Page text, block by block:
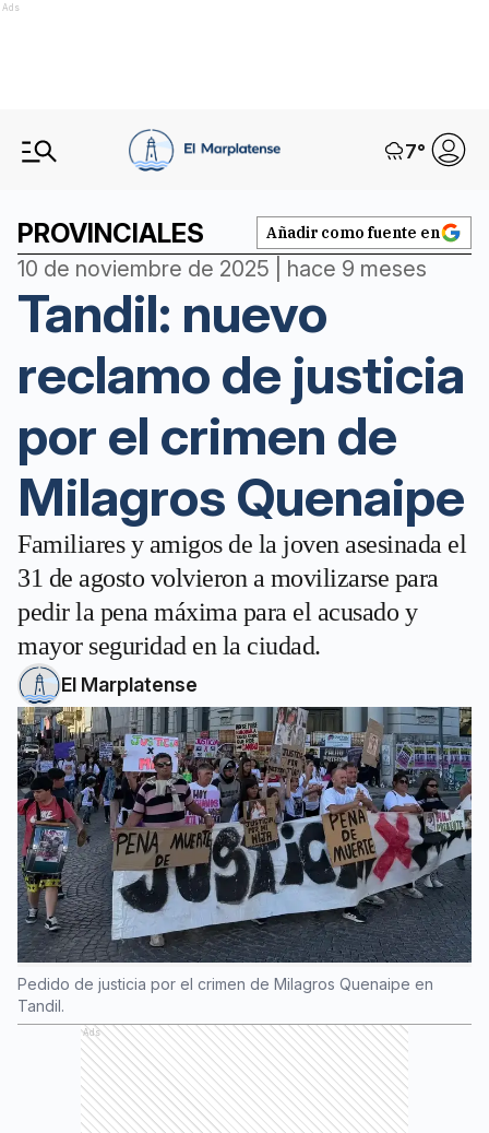
Ads
7°
PROVINCIALES Añadir como fuente en
10 de noviembre de 2025 | hace 9 meses
Tandil: nuevo
reclamo de justicia
por el crimen de
Milagros Quenaipe
Familiares y amigos de la joven asesinada el
31 de agosto volvieron a movilizarse para
pedir la pena máxima para el acusado y
mayor seguridad en la ciudad.
El Marplatense
Pedido de justicia por el crimen de Milagros Quenaipe en
Tandil.
Ads